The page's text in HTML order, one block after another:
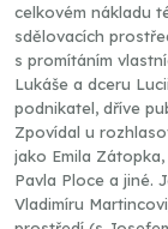
celkovém nákladu
sdělovacích
s promítáním
Lukáše a dceru
podnikatel, dříve
Zpovídal u
jako Emila
Pavla Ploce a jiné.
Vladimíru